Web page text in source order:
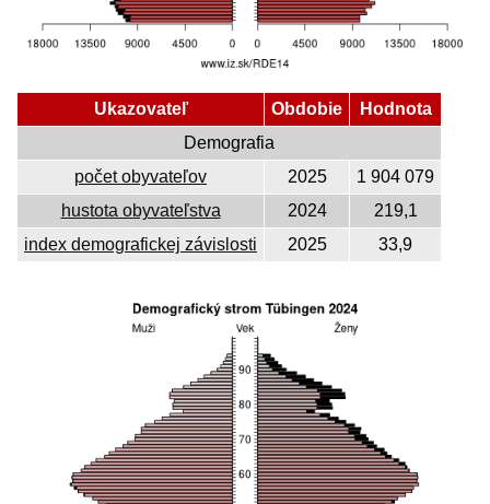
Ukazovateľ Obdobie
Hodnota
Demografia
počet obyvateľov
2025
1 904 079
hustota obyvateľstva
2024
219,1
index demografickej závislosti
2025 33,9